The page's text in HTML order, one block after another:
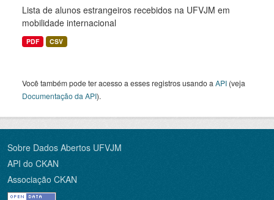
Lista de alunos estrangeiros recebidos na UFVJM em
mobilidade internacional
PDF CSV
Você também pode ter acesso a esses registros usando a API (veja
Documentação da API).
Sobre Dados Abertos UFVJM
API do CKAN
Associação CKAN